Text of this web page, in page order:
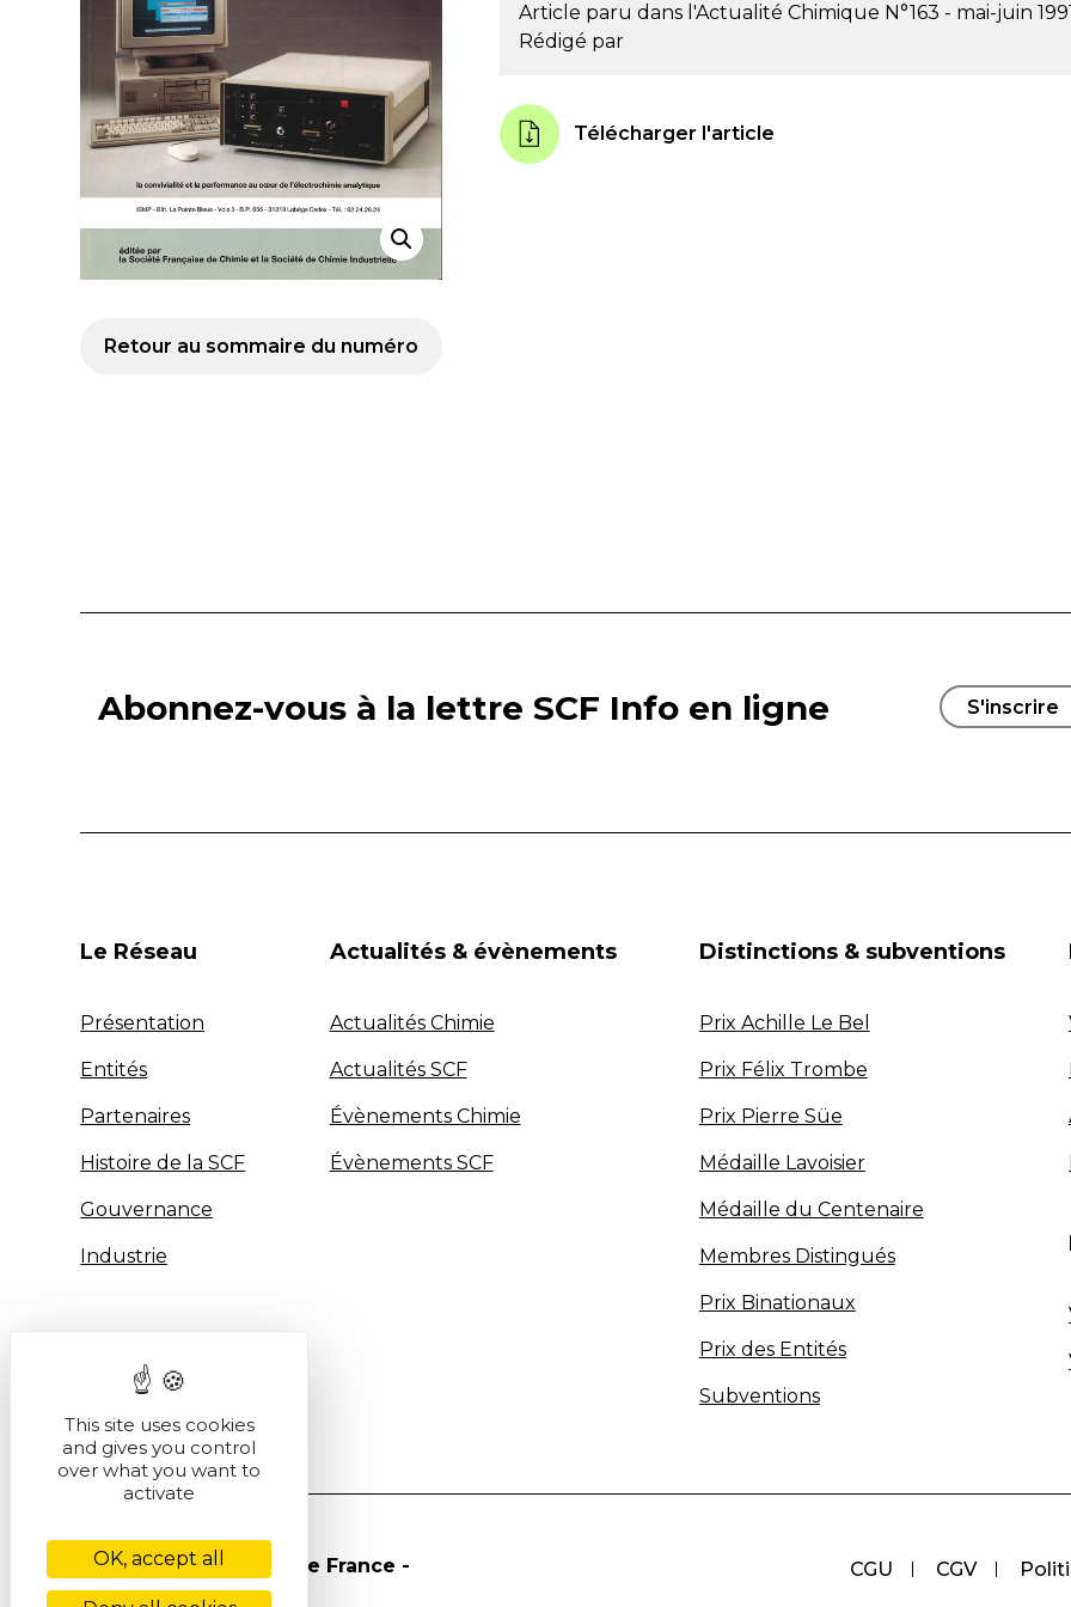
Retour au sommaire du numéro
Article paru dans l'Actualité Chimique N°163 - mai-juin
Rédigé par
Télécharger l'article
Abonnez-vous à la lettre SCF Info en ligne S'inscrire
Le Réseau
Présentation
Entités
Partenaires
Histoire de la SCF
Gouvernance
Industrie
Actualités & évènements
Actualités Chimie
Actualités SCF
Évènements Chimie
Évènements SCF
Distinctions & subventions
Prix Achille Le Bel
Prix Félix Trombe
Prix Pierre Süe
Médaille Lavoisier
Médaille du Centenaire
Membres Distingués
Prix Binationaux
Prix des Entités
Subventions
CGU CGV
© Société Chimique de France -
This site uses cookies
and gives you control
over what you want to
activate
OK, accept all